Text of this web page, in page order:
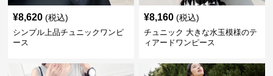
¥8,620 (税込)
シンプル上品チュニックワンピ
ース
¥8,160 (税込)
チュニック 大きな水玉模様のテ
ィアードワンピース